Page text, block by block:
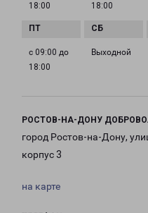
18:00
18:00
с 09:00 до
18:00
Выходной
РОСТОВ-НА-ДОНУ
город Ростов-на-Дону,
корпус 3
на карте